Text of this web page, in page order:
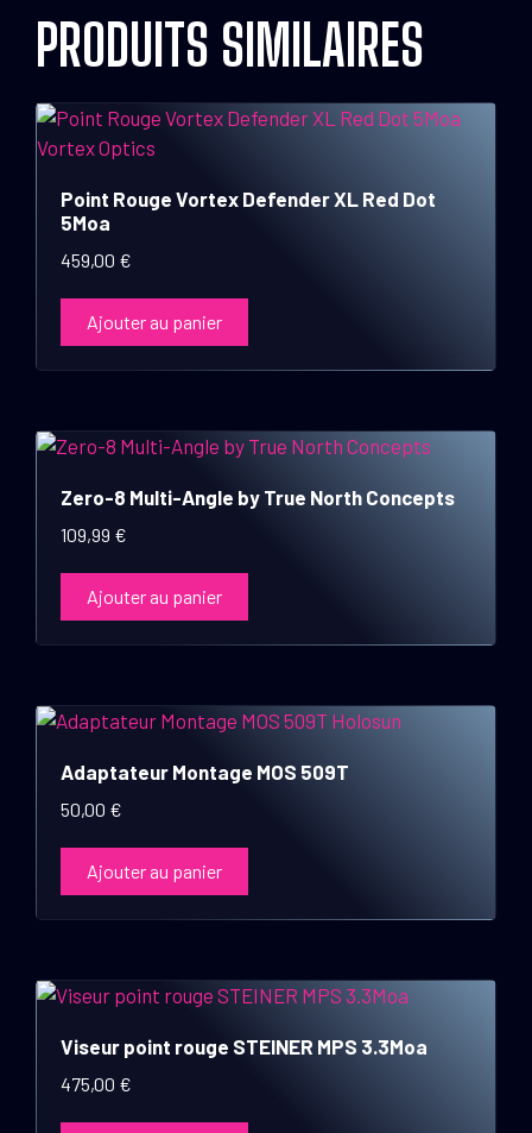
PRODUITS SIMILAIRES
Point Rouge Vortex Defender XL Red Dot
5Moa
459,00 €
Ajouter au panier
Zero-8 Multi-Angle by True North Concepts
109,99 €
Ajouter au panier
Adaptateur Montage MOS 509T
50,00 €
Ajouter au panier
Viseur point rouge STEINER MPS 3.3Moa
475,00 €